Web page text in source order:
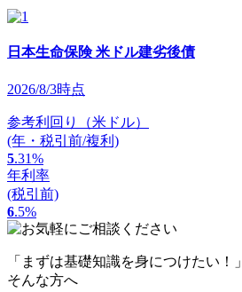
日本生命保険 米ドル建劣後債
2026/8/3時点
参考利回り（米ドル）
(年・税引前/複利)
5.31%
年利率
(税引前)
6.5%
「まずは基礎知識を身につけたい！」
そんな方へ